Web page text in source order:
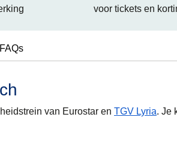
voor tickets en
FAQs
van Eurostar en TGV Lyria. Je